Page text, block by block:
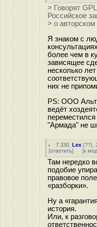
> Говорят
Российское
> о
Я знаком с
более чем в
зависящее
несколько
них не
PS: ООО Альт
ведёт
"Армада" не
7.330 ,Lex (??),
[ответить] [к
Там нередко
подобие
правовое
«разборки».
Ну а
история.
Или, к